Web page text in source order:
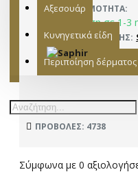
Αξεσουάρ
Κυνηγετικά είδη
Περιποίηση
ΔΙΑΘΕΣΙΜΌΤΗΤΑ:
Παράδοση σε 1-3
ΚΑΤΑΣΚΕΥΑΣΤΉΣ:
ΜΟΝΤΈΛΟ:
ΠΡΟΒΟΛΈΣ: 4738
Σύμφωνα με 0